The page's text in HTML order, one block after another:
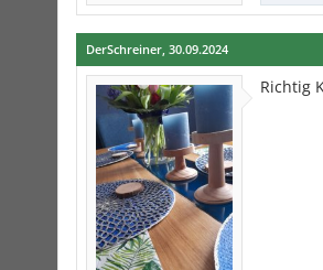
DerSchreiner, 30.09.2024
Richtig